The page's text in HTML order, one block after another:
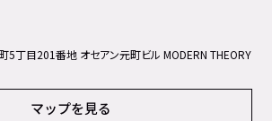
丁⽬201番地 オセアン元町ビル MODERN THEORY
マップを見る